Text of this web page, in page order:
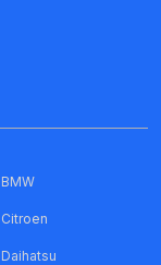
BMW
Citroen
Daihatsu